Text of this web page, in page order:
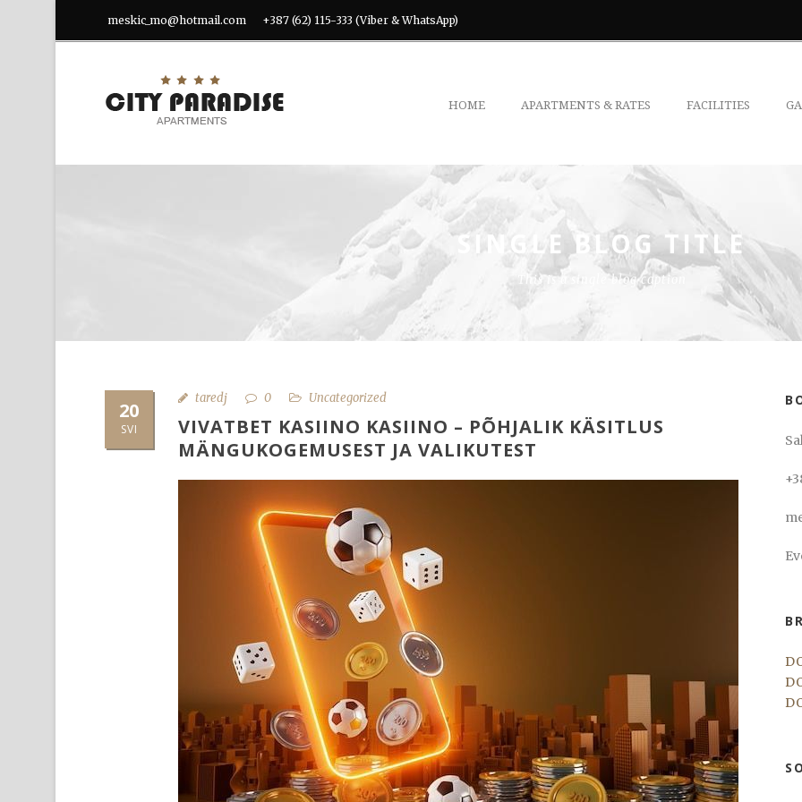
meskic_mo@hotmail.com +387 (62) 115-333 (Viber & WhatsApp)
HOME APARTMENTS & RATES FACILITIES
SINGLE BLOG TITLE
This is a single blog caption
20
SVI
taredj 0 Uncategorized
VIVATBET KASIINO KASIINO – PÕHJALIK KÄSITLUS
MÄNGUKOGEMUSEST JA VALIKUTEST